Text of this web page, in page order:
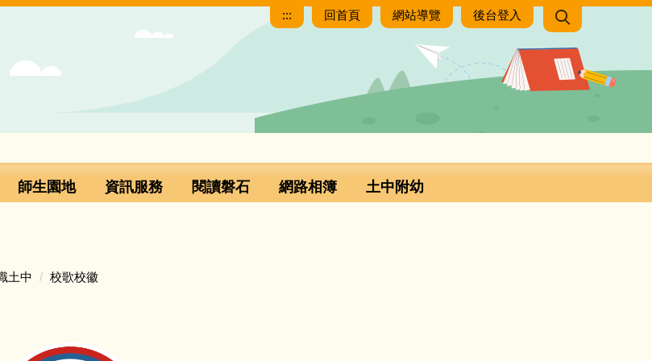
::: 回首頁 網站導覽 後台登入
師生園地 資訊服務 閱讀磐石 網路相簿 土中附幼
土中 校歌校徽